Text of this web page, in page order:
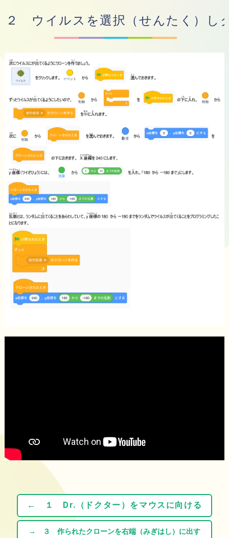
２ ウイルスを選択（せんたく）し
← １ Dr.（ドクター）をマウスに向ける
→ ３ 作られたクローンを右端（みぎはし）に出す